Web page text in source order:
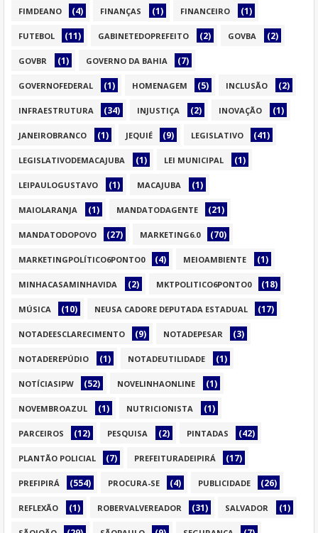
FIMDEANO (4) FINANÇAS (1) FINANCEIRO (1)
FUTEBOL (11) GABINETEDOPREFEITO (2) GOVBA (2)
GOVBR (1) GOVERNO DA BAHIA (7)
GOVERNOFEDERAL (1) HOMENAGEM (5) INCLUSÃO (2)
INFRAESTRUTURA (34) INJUSTIÇA (2) INOVAÇÃO (1)
JANEIROBRANCO (1) JEQUIÉ (9) LEGISLATIVO (41)
LEGISLATIVODEMACAJUBA (1) LEI MUNICIPAL (1)
LEIPAULOGUSTAVO (1) MACAJUBA (1)
MAIOLARANJA (1) MANDATODAGENTE (21)
MANDATODOPOVO (27) MARKETING6.0 (70)
MARKETINGPOLÍTICO6PONTO0 (4) MEIOAMBIENTE (1)
MINHACASAMINHAVIDA (2) MKTPOLITICO6PONTO0 (18)
MÚSICA (10) NEUSA CADORE DEPUTADA ESTADUAL (17)
NOTADEESCLARECIMENTO (9) NOTADEPESAR (3)
NOTADEREPÚDIO (1) NOTADEUTILIDADE (1)
NOTÍCIASIPW (52) NOVELINHAONLINE (1)
NOVEMBROAZUL (1) NUTRICIONISTA (1)
PARCEIROS (12) PESQUISA (2) PINTADAS (42)
PLANTÃO POLICIAL (7) PREFEITURADEIPIRÁ (17)
PREFIPIRÁ (554) PROCURA-SE (4) PUBLICIDADE (26)
REFLEXÃO (1) ROBERVALVEREADOR (31) SALVADOR (1)